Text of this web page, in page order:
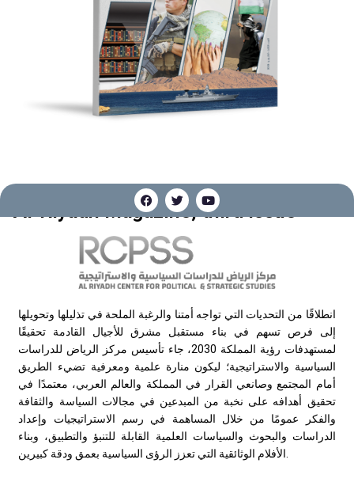
Al-Riyadh Magazine, third issue
انطلاقًا من التحديات التي تواجه أمتنا والرغبة الملحة في تذليلها وتحويلها
إلى فرص تسهم في بناء مستقبل مشرق للأجيال القادمة تحقيقًا
لمستهدفات رؤية المملكة 2030، جاء تأسيس مركز الرياض للدراسات
السياسية والاستراتيجية؛ ليكون منارة علمية ومعرفية تضيء الطريق
أمام المجتمع وصانعي القرار في المملكة والعالم العربي، معتمدًا في
تحقيق أهدافه على نخبة من المبدعين في مجالات السياسة والثقافة
والفكر عمومًا من خلال المساهمة في رسم الاستراتيجيات وإعداد
الدراسات والبحوث والسياسات العلمية القابلة للتنبؤ والتطبيق، وبناء